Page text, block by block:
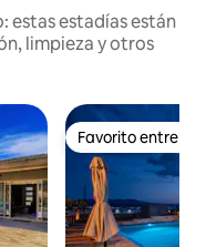
estas estadías están
limpieza y otros
Favorito entre
Favorito entre